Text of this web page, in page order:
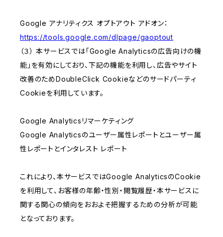
Google アナリティクス オプトアウト アドオン：
https://tools.google.com/dlpage/gaoptout
（３） 本サービスでは「Google Analyticsの広告向けの機
能」を有効にしており、下記の機能を利用し、広告やサイト
改善のためDoubleClick Cookieなどのサードパーティ
Cookieを利用しています。
Google Analyticsリマーケティング
Google Analyticsのユーザー属性レポートとユーザー属
性レポートとインタレスト レポート
これにより、本サービスではGoogle AnalyticsのCookie
を利用して、お客様の年齢・性別・閲覧履歴・本サービスに
関する関心の傾向をおおよそ把握するための分析が可能
となっております。